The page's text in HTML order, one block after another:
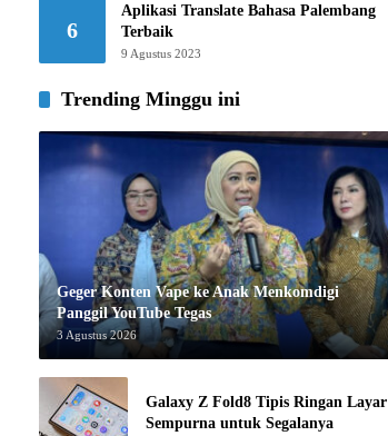
6
Aplikasi Translate Bahasa Palembang
Terbaik
9 Agustus 2023
Trending Minggu ini
Geger Konten Vape ke Anak Menkomdigi
Panggil YouTube Tegas
3 Agustus 2026
Galaxy Z Fold8 Tipis Ringan Layar
Sempurna untuk Segalanya